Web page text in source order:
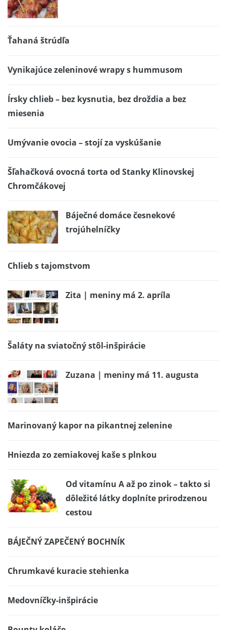
Ťahaná štrúdľa
Vynikajúce zeleninové wrapy s hummusom
Írsky chlieb – bez kysnutia, bez droždia a bez
miesenia
Umývanie ovocia – stojí za vyskúšanie
Šľahačková ovocná torta od Stanky Klinovskej
Chromčákovej
Báječné domáce česnekové
trojúhelníčky
Chlieb s tajomstvom
Zita | meniny má 2. apríla
Šaláty na sviatočný stôl-inšpirácie
Zuzana | meniny má 11. augusta
Marinovaný kapor na pikantnej zelenine
Hniezda zo zemiakovej kaše s plnkou
Od vitamínu A až po zinok – takto si
dôležité látky doplníte prirodzenou
cestou
BÁJEČNÝ ZAPEČENÝ BOCHNÍK
Chrumkavé kuracie stehienka
Medovníčky-inšpirácie